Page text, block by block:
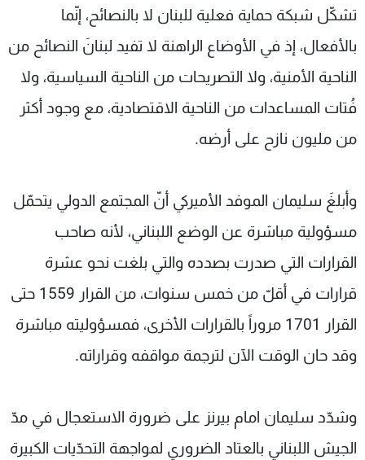
تشكّل شبكة حماية فعلية للبنان لا بالنصائح، إنّما
بالأفعال، إذ في الأوضاع الراهنة لا تفيد لبنانَ النصائح من
الناحية الأمنية، ولا التصريحات من الناحية السياسية، ولا
فُتات المساعدات من الناحية الاقتصادية، مع وجود أكثر
من مليون نازح على أرضه.
وأبلغَ سليمان الموفد الأميركي أنّ المجتمع الدولي يتحمّل
مسؤولية مباشرة عن الوضع اللبناني، لأنه صاحب
القرارات التي صدرت بصدده والتي بلغت نحو عشرة
قرارات في أقلّ من خمس سنوات، من القرار 1559 حتى
القرار 1701 مروراً بالقرارات الأخرى، فمسؤوليته مباشرة
وقد حان الوقت الآن لترجمة مواقفه وقراراته.
وشدّد سليمان امام بيرنز على ضرورة الاستعجال في مدّ
الجيش اللبناني بالعتاد الضروري لمواجهة التحدّيات الكبيرة